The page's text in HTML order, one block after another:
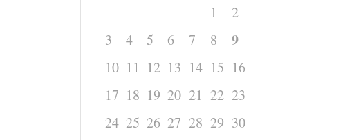
1
2
3
4 5 6 7 8 9
10 11 12 13 14 15 16
17 18 19 20 21 22 23
24 25 26 27 28 29 30